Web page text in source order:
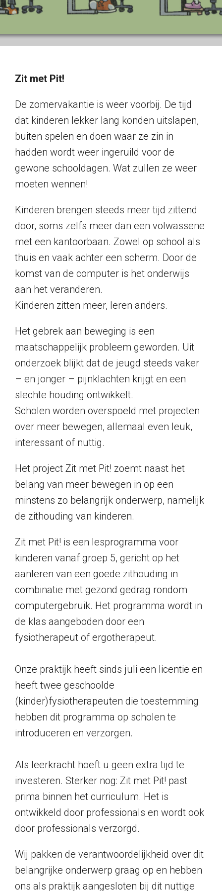
Zit met Pit!
De zomervakantie is weer voorbij. De tijd
dat kinderen lekker lang konden uitslapen,
buiten spelen en doen waar ze zin in
hadden wordt weer ingeruild voor de
gewone schooldagen. Wat zullen ze weer
moeten wennen!
Kinderen brengen steeds meer tijd zittend
door, soms zelfs meer dan een volwassene
met een kantoorbaan. Zowel op school als
thuis en vaak achter een scherm. Door de
komst van de computer is het onderwijs
aan het veranderen.
Kinderen zitten meer, leren anders.
Het gebrek aan beweging is een
maatschappelijk probleem geworden. Uit
onderzoek blijkt dat de jeugd steeds vaker
– en jonger – pijnklachten krijgt en een
slechte houding ontwikkelt.
Scholen worden overspoeld met projecten
over meer bewegen, allemaal even leuk,
interessant of nuttig.
Het project Zit met Pit! zoemt naast het
belang van meer bewegen in op een
minstens zo belangrijk onderwerp, namelijk
de zithouding van kinderen.
Zit met Pit! is een lesprogramma voor
kinderen vanaf groep 5, gericht op het
aanleren van een goede zithouding in
combinatie met gezond gedrag rondom
computergebruik. Het programma wordt in
de klas aangeboden door een
fysiotherapeut of ergotherapeut.
Onze praktijk heeft sinds juli een licentie en
heeft twee geschoolde
(kinder)fysiotherapeuten die toestemming
hebben dit programma op scholen te
introduceren en verzorgen.
Als leerkracht hoeft u geen extra tijd te
investeren. Sterker nog: Zit met Pit! past
prima binnen het curriculum. Het is
ontwikkeld door professionals en wordt ook
door professionals verzorgd.
Wij pakken de verantwoordelijkheid over dit
belangrijke onderwerp graag op en hebben
ons als praktijk aangesloten bij dit nuttige